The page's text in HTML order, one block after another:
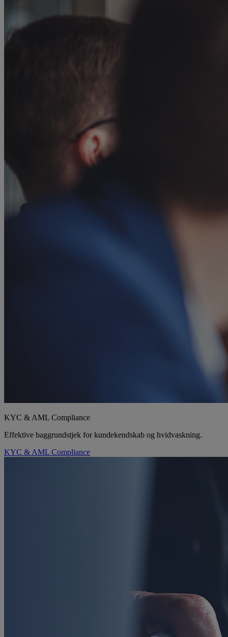
KYC & AML Compliance
Effektive baggrundstjek for kundekendskab og hvidvaskning.
KYC & AML Compliance